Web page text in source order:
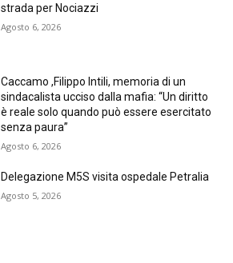
strada per Nociazzi
Agosto 6, 2026
Caccamo ,Filippo Intili, memoria di un
sindacalista ucciso dalla mafia: “Un diritto
è reale solo quando può essere esercitato
senza paura”
Agosto 6, 2026
Delegazione M5S visita ospedale Petralia
Agosto 5, 2026